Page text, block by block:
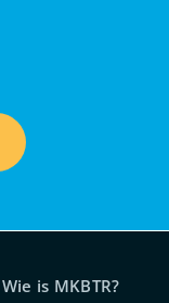
Wie is MKBTR?